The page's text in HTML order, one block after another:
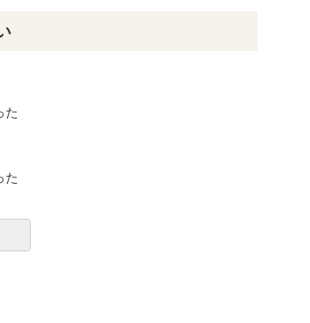
た
た